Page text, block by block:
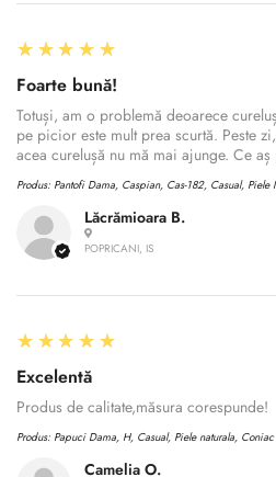
Lăcrămioara B.
POPRICANI, IS
5
★★★★★
Foarte bună!
Totuși, am o problemă deoarece
pe picior este mult prea scurtă. Peste
acea curelușă nu mă mai ajunge. Ce aș
Produs: Pantofi Dama, Caspian, Cas-182, Casual, Piele
Camelia O.
5
★★★★★
Excelentă
Produs de calitate,măsura corespunde!
Produs: Papuci Dama, H, Casual, Piele naturala, Coniac